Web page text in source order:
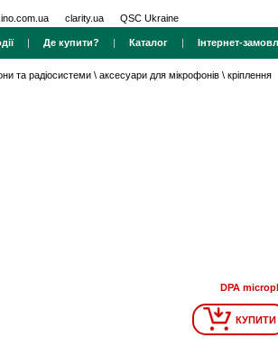
clarity.ua QSC Ukraine
| Де купити? | Каталог | Інтернет-
та радіосистеми \ аксесуари для мікрофонів \ кріплення
DPA
КУПИТИ